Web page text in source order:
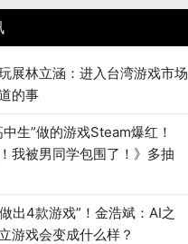
展林立涵：进入台湾游戏市场
的事
中生”做的游戏Steam爆红！
！我被男同学包围了！》多抽
出4款游戏”！金浩斌：AI之
游戏会变成什么样？